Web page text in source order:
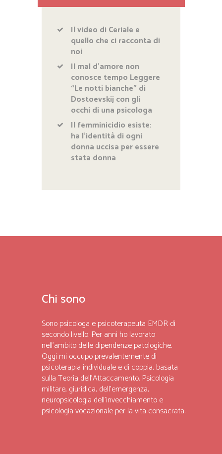
Il video di Ceriale e
quello che ci racconta di
noi
Il mal d’amore non
conosce tempo Leggere
“Le notti bianche” di
Dostoevskij con gli
occhi di una psicologa
Il femminicidio esiste:
ha l’identità di ogni
donna uccisa per essere
stata donna
Chi sono
Sono psicologa e psicoterapeuta EMDR di
secondo livello. Per anni ho lavorato
nell’ambito delle dipendenze patologiche.
Oggi mi occupo prevalentemente di
psicoterapia individuale e di coppia, basata
sulla Teoria dell’Attaccamento. Psicologia
militare, giuridica, dell’emergenza,
neuropsicologia dell’invecchiamento e
psicologia vocazionale per la vita consacrata.